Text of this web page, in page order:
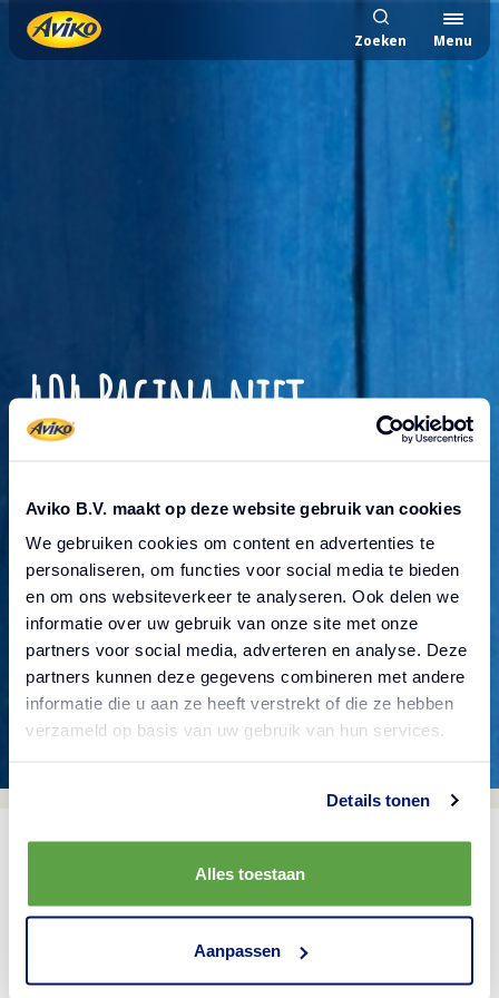
Aviko B.V. maakt op deze website gebruik van cookies
We gebruiken cookies om content en advertenties te
personaliseren, om functies voor social media te bieden
en om ons websiteverkeer te analyseren. Ook delen we
informatie over uw gebruik van onze site met onze
partners voor social media, adverteren en analyse. Deze
partners kunnen deze gegevens combineren met andere
informatie die u aan ze heeft verstrekt of die ze hebben
verzameld op basis van uw gebruik van hun services.
Details tonen
Alles toestaan
Aanpassen
Zoeken Menu
404 Pagina niet
gevonden
Controleer of je het adres goed hebt ingevuld, ga
terug naar de vorige pagina of probeer onze
zoekfunctie als je op zoek bent naar iets
specifieks.